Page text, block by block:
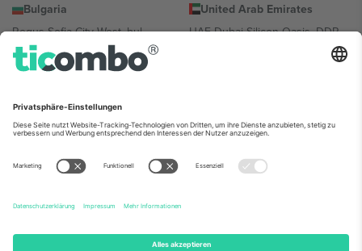
Bulgaria
Regus Sofia City West, bul
Totleben 53-55, 1606 Sofia,
Bulgaria
United Arab Emirates
UAE Dubai Silicon Oasis, DDP
Building A1, Office 302, Dubai,
Mexico
Av Chapultepec 360, Roma
Norte, Cuauhtémoc, 06700
Ciudad de México, CDMX,
Mexico
Die juristische Person des Plattformanbieters kann je nach
Informationen finden Sie auf der jeweiligen Veranstaltungsseite, im